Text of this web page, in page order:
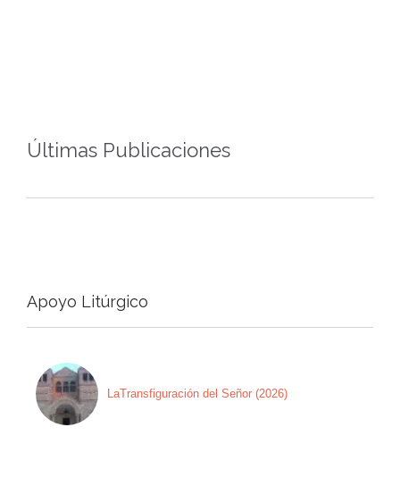
Últimas Publicaciones
Apoyo Litúrgico
LaTransfiguración del Señor (2026)